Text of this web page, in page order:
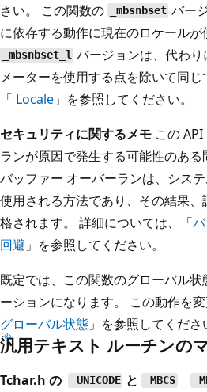
さい。 この関数の
_mbsnbset バー
に依存する動作に現在のロケールが
_mbsnbset_l バージョンは、代わ
メーターを使用する点を除いて同じ
「 Locale 」を参照してください。
セキュリティに関するメモ この
ランが原因で発生する可能性のある
バッファー オーバーランは、シス
使用される方法であり、その結果
格されます。 詳細については、「
回避 」を参照してください。
既定では、この関数のグローバル
ーションになります。 この動作を
グローバル状態 」を参照してくださ
汎用テキスト ルーチンの
Tchar.h の
_UNICODE と _MBCS